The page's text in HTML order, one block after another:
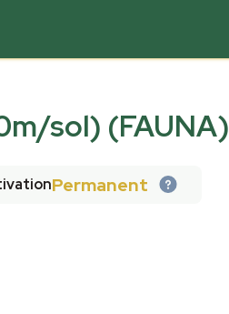
sol) (FAUNA)
Permanent